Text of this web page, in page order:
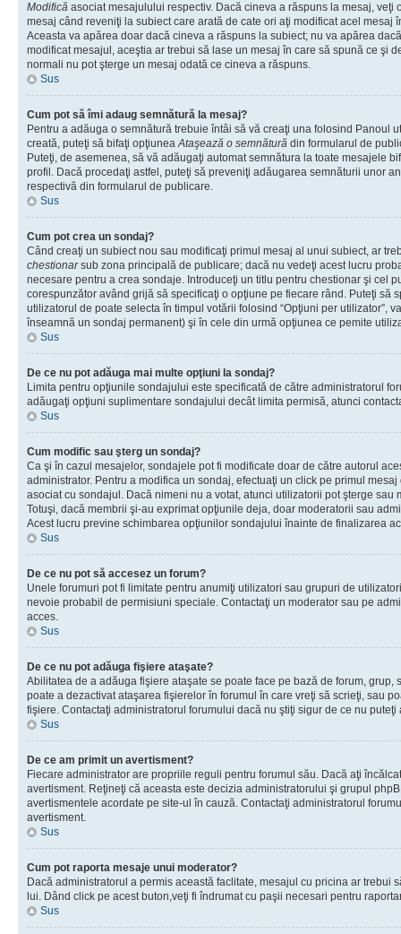
Modifică asociat mesajulului respectiv. Dacă cineva a răspuns la mesaj, veţi
mesaj când reveniţi la subiect care arată de cate ori aţi modificat acel mesaj
Aceasta va apărea doar dacă cineva a răspuns la subiect; nu va apărea
modificat mesajul, aceştia ar trebui să lase un mesaj în care să spună ce şi
normali nu pot şterge un mesaj odată ce cineva a răspuns.
Sus
Cum pot să îmi adaug semnătură la mesaj?
Pentru a adăuga o semnătură trebuie întâi să vă creaţi una folosind Panoul
creată, puteţi să bifaţi opţiuneaAtaşează o semnătură din formularul de
Puteţi, de asemenea, să vă adăugaţi automat semnătura la toate mesajele
profil. Dacă procedaţi astfel, puteţi să preveniţi adăugarea semnăturii unor
respectivă din formularul de publicare.
Sus
Cum pot crea un sondaj?
Când creaţi un subiect nou sau modificaţi primul mesaj al unui subiect, ar
chestionarsub zona principală de publicare; dacă nu vedeţi acest lucru
necesare pentru a crea sondaje. Introduceţi un titlu pentru chestionar şi cel
corespunzător având grijă să specificaţi o opţiune pe fiecare rând. Puteţi să
utilizatorul de poate selecta în timpul votării folosind “Opţiuni per utilizator”,
înseamnă un sondaj permanent) şi în cele din urmă opţiunea ce pemite
Sus
De ce nu pot adăuga mai multe opţiuni la sondaj?
Limita pentru opţiunile sondajului este specificată de către administratorul
adăugaţi opţiuni suplimentare sondajului decât limita permisă, atunci
Sus
Cum modific sau şterg un sondaj?
Ca şi în cazul mesajelor, sondajele pot fi modificate doar de către autorul
administrator. Pentru a modifica un sondaj, efectuaţi un click pe primul
asociat cu sondajul. Dacă nimeni nu a votat, atunci utilizatorii pot şterge
Totuşi, dacă membrii şi-au exprimat opţiunile deja, doar moderatorii sau
Acest lucru previne schimbarea opţiunilor sondajului înainte de finalizarea
Sus
De ce nu pot să accesez un forum?
Unele forumuri pot fi limitate pentru anumiţi utilizatori sau grupuri de
nevoie probabil de permisiuni speciale. Contactaţi un moderator sau pe
acces.
Sus
De ce nu pot adăuga fişiere ataşate?
Abilitatea de a adăuga fişiere ataşate se poate face pe bază de forum, grup,
poate a dezactivat ataşarea fişierelor în forumul în care vreţi să scrieţi, sau
fişiere. Contactaţi administratorul forumului dacă nu ştiţi sigur de ce nu
Sus
De ce am primit un avertisment?
Fiecare administrator are propriile reguli pentru forumul său. Dacă aţi
avertisment. Reţineţi că aceasta este decizia administratorului şi grupul
avertismentele acordate pe site-ul în cauză. Contactaţi administratorul
avertisment.
Sus
Cum pot raporta mesaje unui moderator?
Dacă administratorul a permis această faclitate, mesajul cu pricina ar trebui
lui. Dând click pe acest buton,veţi fi îndrumat cu paşii necesari pentru
Sus